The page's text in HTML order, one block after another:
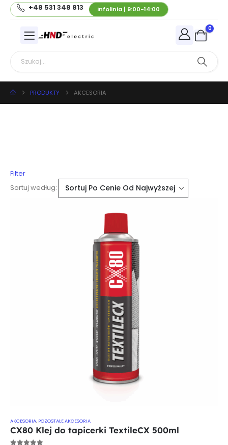
+48 531 348 813 Infolinia | 9:00-14:00
0
PRODUKTY AKCESORIA
Filter
Sortuj według:
AKCESORIA, POZOSTAŁE AKCESORIA
CX80 Klej do tapicerki TextileCX 500ml